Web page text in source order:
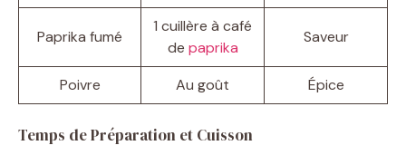
Paprika fumé
1 cuillère à café
de paprika
Saveur
Poivre Au goût Épice
Temps de Préparation et Cuisson